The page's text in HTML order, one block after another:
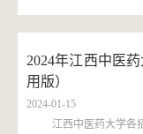
厅。学校名称：江西中
学层次：本科学校识别
2024年江西中医
用版）
2024-01-15
江西中医药大学